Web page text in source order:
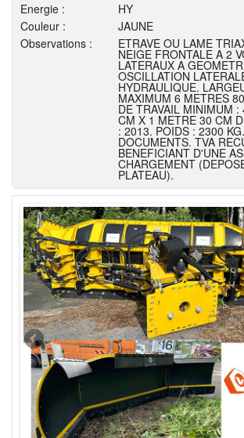
Energie :
HY
Couleur :
JAUNE
Observations :
ETRAVE OU LAME
NEIGE FRONTALE A 2
LATERAUX A
OSCILLATION
HYDRAULIQUE.
MAXIMUM 6 METRES
DE TRAVAIL MINIMUM :
CM X 1 METRE 30 CM
: 2013. POIDS : 2300
DOCUMENTS. TVA
BENEFICIANT D'UNE
CHARGEMENT
PLATEAU).